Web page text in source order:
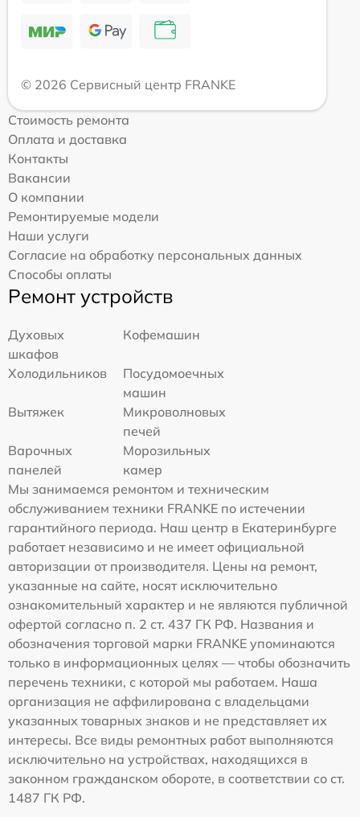
© 2026 Сервисный центр FRANKE
Стоимость ремонта
Оплата и доставка
Контакты
Вакансии
О компании
Ремонтируемые модели
Наши услуги
Согласие на обработку персональных данных
Способы оплаты
Ремонт устройств
Духовых
шкафов
Кофемашин
Холодильников
Посудомоечных
машин
Вытяжек
Микроволновых
печей
Варочных
панелей
Морозильных
камер
Мы занимаемся ремонтом и техническим
обслуживанием техники FRANKE по истечении
гарантийного периода. Наш центр в Екатеринбурге
работает независимо и не имеет официальной
авторизации от производителя. Цены на ремонт,
указанные на сайте, носят исключительно
ознакомительный характер и не являются публичной
офертой согласно п. 2 ст. 437 ГК РФ. Названия и
обозначения торговой марки FRANKE упоминаются
только в информационных целях — чтобы обозначить
перечень техники, с которой мы работаем. Наша
организация не аффилирована с владельцами
указанных товарных знаков и не представляет их
интересы. Все виды ремонтных работ выполняются
исключительно на устройствах, находящихся в
законном гражданском обороте, в соответствии со ст.
1487 ГК РФ.